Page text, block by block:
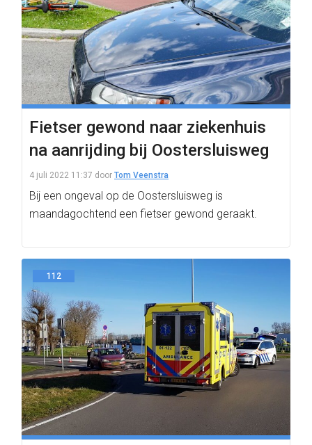
Fietser gewond naar ziekenhuis
na aanrijding bij Oostersluisweg
4 juli 2022 11:37 door Tom Veenstra
Bij een ongeval op de Oostersluisweg is
maandagochtend een fietser gewond geraakt.
112